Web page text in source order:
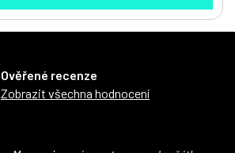
Ověřené recenze
Zobrazit všechna hodnocení